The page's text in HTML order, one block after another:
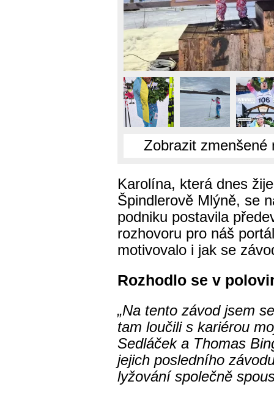
Zobrazit zmenšené
Karolína, která dnes
Špindlerově Mlýně, se
podniku postavila
rozhovoru pro náš
motivovalo i jak se
Rozhodlo se v
„Na tento závod jsem
tam loučili s kariérou
Sedláček a Thomas
jejich posledního
lyžování společně